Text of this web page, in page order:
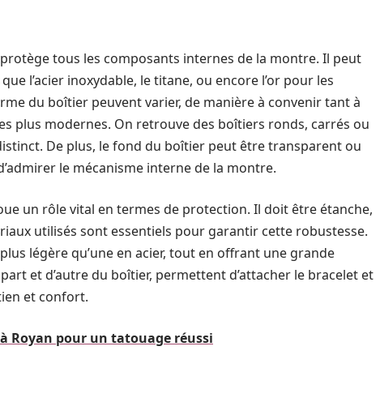
tous les composants internes de la montre. Il peut
l’acier inoxydable, le titane, ou encore l’or pour les
du boîtier peuvent varier, de manière à convenir tant à
plus modernes. On retrouve des boîtiers ronds, carrés ou
De plus, le fond du boîtier peut être transparent ou
le mécanisme interne de la montre.
un rôle vital en termes de protection. Il doit être étanche,
utilisés sont essentiels pour garantir cette robustesse.
légère qu’une en acier, tout en offrant une grande
et d’autre du boîtier, permettent d’attacher le bracelet et
et confort.
Royan pour un tatouage réussi